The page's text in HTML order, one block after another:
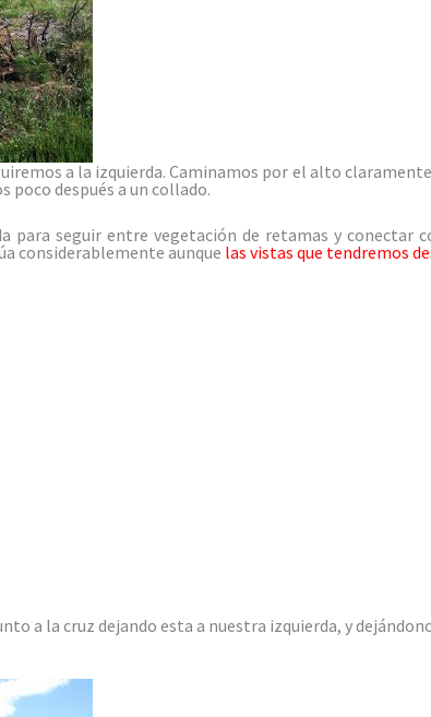
a la izquierda. Caminamos por el alto
poco después a un collado.
para seguir entre vegetación de retamas y conectar
considerablemente aunque las vistas que tendremos
a la cruz dejando esta a nuestra izquierda, y